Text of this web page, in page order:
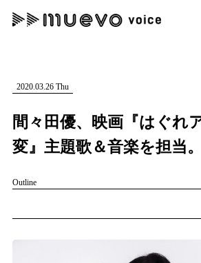
記事を検索する
人気ワード
#男性SSW #ポップス #女性SSW
"読者の声を形にする”音楽特化
MENU
プレスリリース一覧
2020.03.26 Thu
間々田優、映画『はぐれ
変』主題歌＆音楽を担当。
Outline